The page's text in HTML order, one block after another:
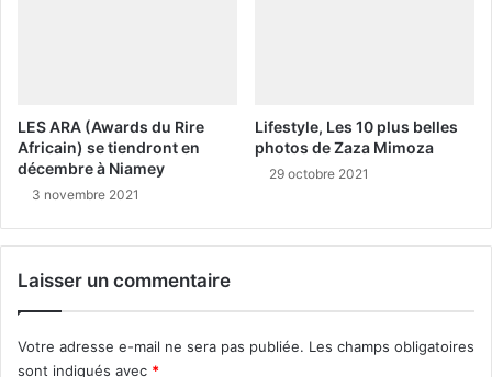
LES ARA (Awards du Rire
Africain) se tiendront en
décembre à Niamey
3 novembre 2021
Lifestyle, Les 10 plus belles
photos de Zaza Mimoza
29 octobre 2021
Laisser un commentaire
Votre adresse e-mail ne sera pas publiée. Les champs obligatoires
sont indiqués avec *